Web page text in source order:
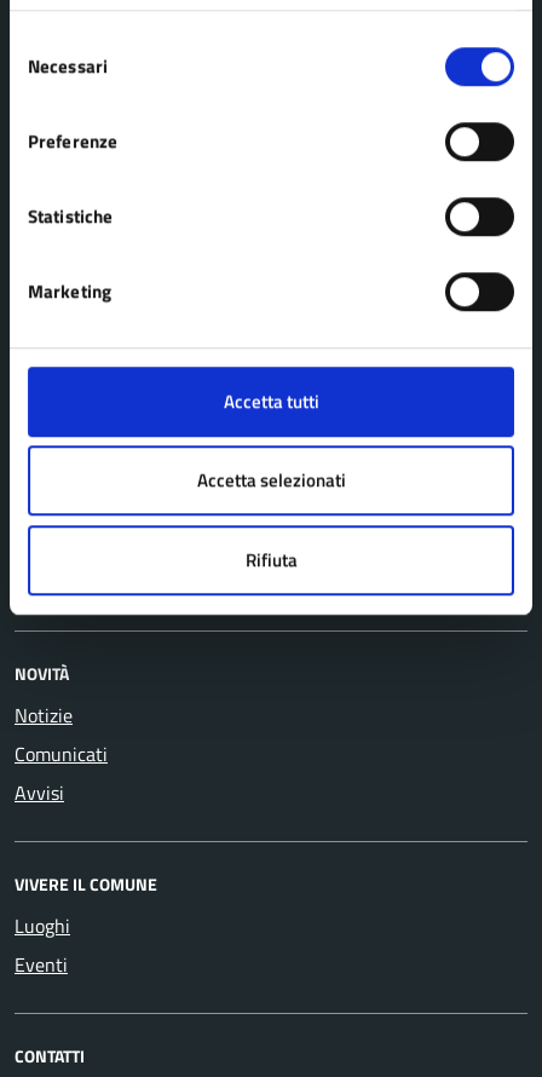
delNecessari
Preferenze
Statistiche
Marketing
Accetta tutti
Accetta selezionati
Rifiuta
Enti e fondazioni
Aree amministrative
CATEGORIE DI SERVIZIO
Anagrafe e stato civile
Autorizzazioni
Cultura e tempo libero
Imprese e commercio
Salute, benessere e
assistenza
contravvenzioni
NOVITÀ
Notizie
Comunicati
Avvisi
VIVERE IL COMUNE
Luoghi
Eventi
CONTATTI